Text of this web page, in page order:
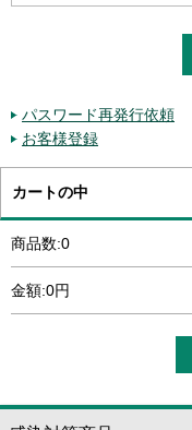
パスワード再発行依頼
お客様登録
カートの中
商品数:0
金額:0円